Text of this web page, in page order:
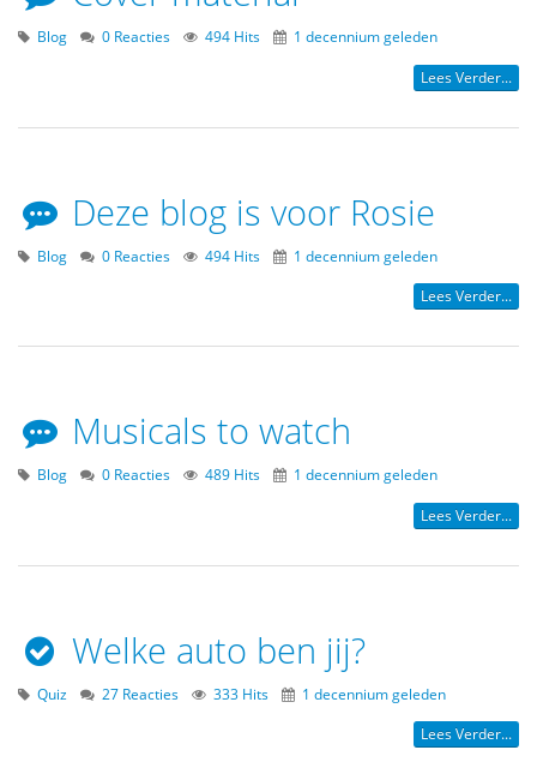
Blog 0 Reacties 494 Hits 1 decennium geleden
Lees Verder...
Deze blog is voor Rosie
Blog 0 Reacties 494 Hits 1 decennium geleden
Lees Verder...
Musicals to watch
Blog 0 Reacties 489 Hits 1 decennium geleden
Lees Verder...
Welke auto ben jij?
Quiz 27 Reacties 333 Hits 1 decennium geleden
Lees Verder...